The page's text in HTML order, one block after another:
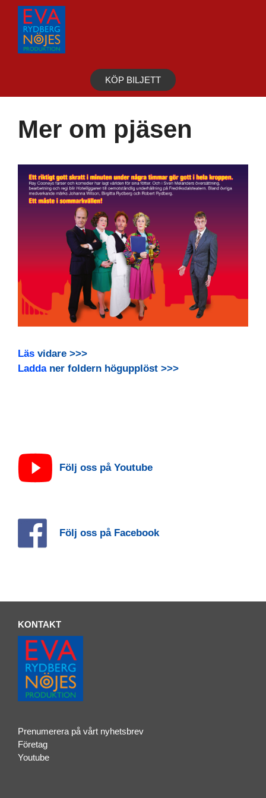
Hoppa
innehåll
KÖP BILJETT
Mer om pjäsen
Läs vidare >>>
Laddaner foldern högupplöst >>>
Följ oss på Youtube
Följ oss på Facebook
KONTAKT
Prenumerera på vårt nyhetsbrev
Företag
Youtube